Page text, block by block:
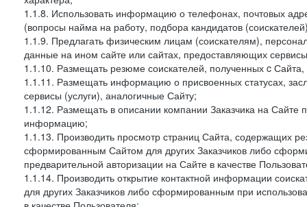
1.1.8. Использовать информацию о телефонах, почтовых
(вопросы найма на работу, подбора кандидатов
1.1.9. Предлагать физическим лицам (соискателям),
данные на ином сайте или сайтах, предоставляющих
1.1.10. Размещать резюме соискателей, полученных c
1.1.11. Размещать информацию о присвоенных статусах,
сервисы (услуги), аналогичные Сайту;
1.1.12. Размещать в описании компании Заказчика на Сайте
информацию;
1.1.13. Производить просмотр страниц Сайта, содержащих
сформированным Сайтом для других Заказчиков либо
предварительной авторизации на Сайте в качестве
1.1.14. Производить открытие контактной информации
для других Заказчиков либо сформированным при